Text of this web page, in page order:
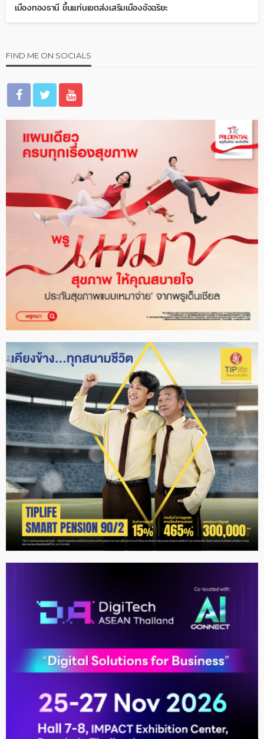
เมืองทองธานี ขึ้นแท่นเขตส่งเสริมเมืองอัจฉริยะ
FIND ME ON SOCIALS